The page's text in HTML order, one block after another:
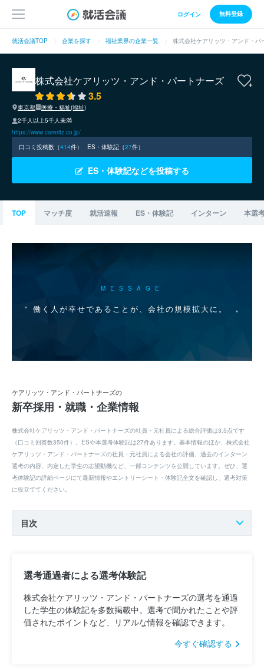
ログイン 無料登録
就活会議TOP 企業を探す 福祉業界の企業一覧 株式会社ケアリッツ・アンド・
株式会社ケアリッツ・アンド・パートナーズ
3.5
東京都
医療・福祉(福祉)
2千人以上5千人未満
https://www.careritz.co.jp/
口コミ投稿数（414件） ES・体験記（27件）
ES・体験記などを投稿する
TOP マッチ度 就活速報 ES・体験記 インターン 本選
MESSAGE
働く人が幸せであることが、会社の規模拡大に。
ケアリッツ・アンド・パートナーズの
新卒採用・就職・企業情報
株式会社ケアリッツ・アンド・パートナーズの社員・元社員による総合評価は3.5点です
（口コミ回答数350件）。ESや本選考体験記は27件あります。基本情報のほか、株式会社
ケアリッツ・アンド・パートナーズの社員・元社員による会社の評価、過去のインターン
選考の内容、内定した学生の志望動機など、一部コンテンツを公開しています。ぜひ、選
考体験記の詳細ページにて最新情報やエントリーシート・体験記全文を確認し、選考対策
に役立ててください。
目次
選考通過者による選考体験記
株式会社ケアリッツ・アンド・パートナーズの選考を通過
した学生の体験記を多数掲載中。選考で聞かれたことや評
価されたポイントなど、リアルな情報を確認できます。
今すぐ確認する